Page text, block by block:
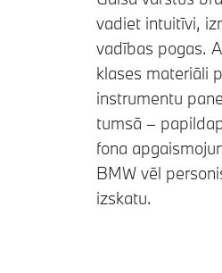
vadiet intuitīvi,
vadības pogas.
klases materiāli
instrumentu
tumsā –
fona
BMW vēl
izskatu.